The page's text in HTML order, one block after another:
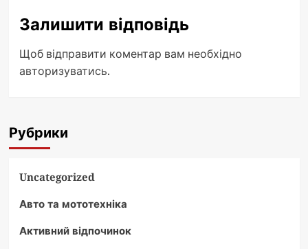
Залишити відповідь
Щоб відправити коментар вам необхідно
авторизуватись.
Рубрики
Uncategorized
Авто та мототехніка
Активний відпочинок